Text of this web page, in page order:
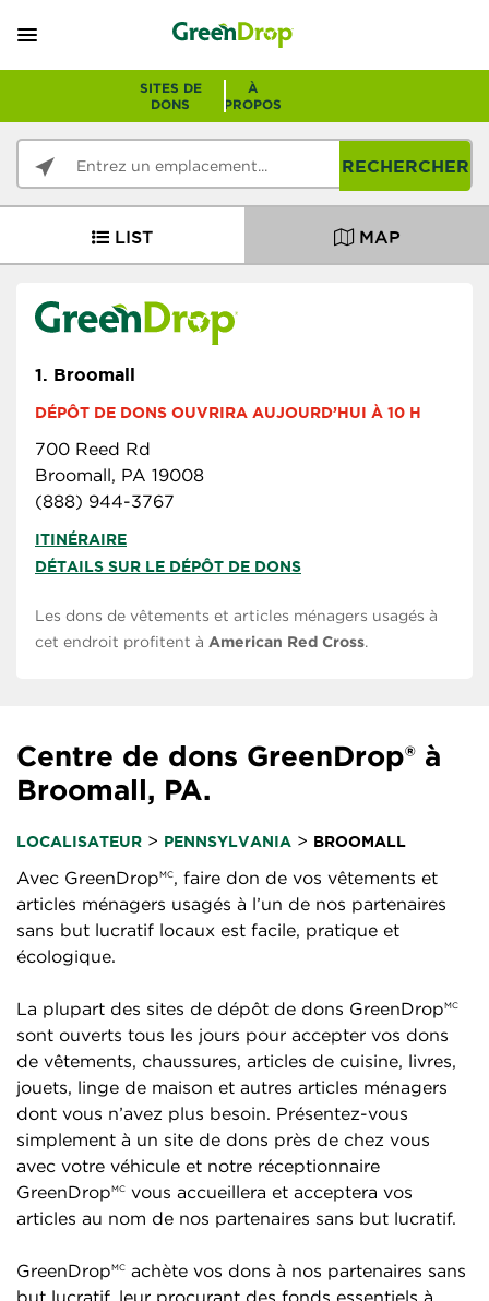
SITES DE
DONS
À
PROPOS
RECHERCHER
LIST MAP
1. Broomall
DÉPÔT DE DONS OUVRIRA AUJOURD’HUI À 10 H
700 Reed Rd
Broomall, PA 19008
(888) 944-3767
ITINÉRAIRE
DÉTAILS SUR LE DÉPÔT DE DONS
Les dons de vêtements et articles ménagers usagés à
cet endroit profitent à American Red Cross.
Centre de dons GreenDrop® à
Broomall, PA.
LOCALISATEUR > PENNSYLVANIA > BROOMALL
Avec GreenDropMC, faire don de vos vêtements et
articles ménagers usagés à l’un de nos partenaires
sans but lucratif locaux est facile, pratique et
écologique.
La plupart des sites de dépôt de dons GreenDropMC
sont ouverts tous les jours pour accepter vos dons
de vêtements, chaussures, articles de cuisine, livres,
jouets, linge de maison et autres articles ménagers
dont vous n’avez plus besoin. Présentez-vous
simplement à un site de dons près de chez vous
avec votre véhicule et notre réceptionnaire
GreenDropMC vous accueillera et acceptera vos
articles au nom de nos partenaires sans but lucratif.
GreenDropMC achète vos dons à nos partenaires sans